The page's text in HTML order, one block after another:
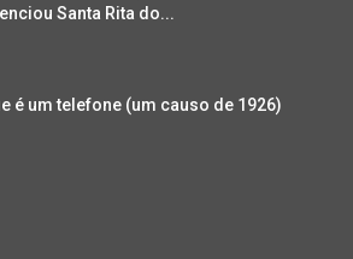
Santa Rita do...
é um telefone (um causo de 1926)